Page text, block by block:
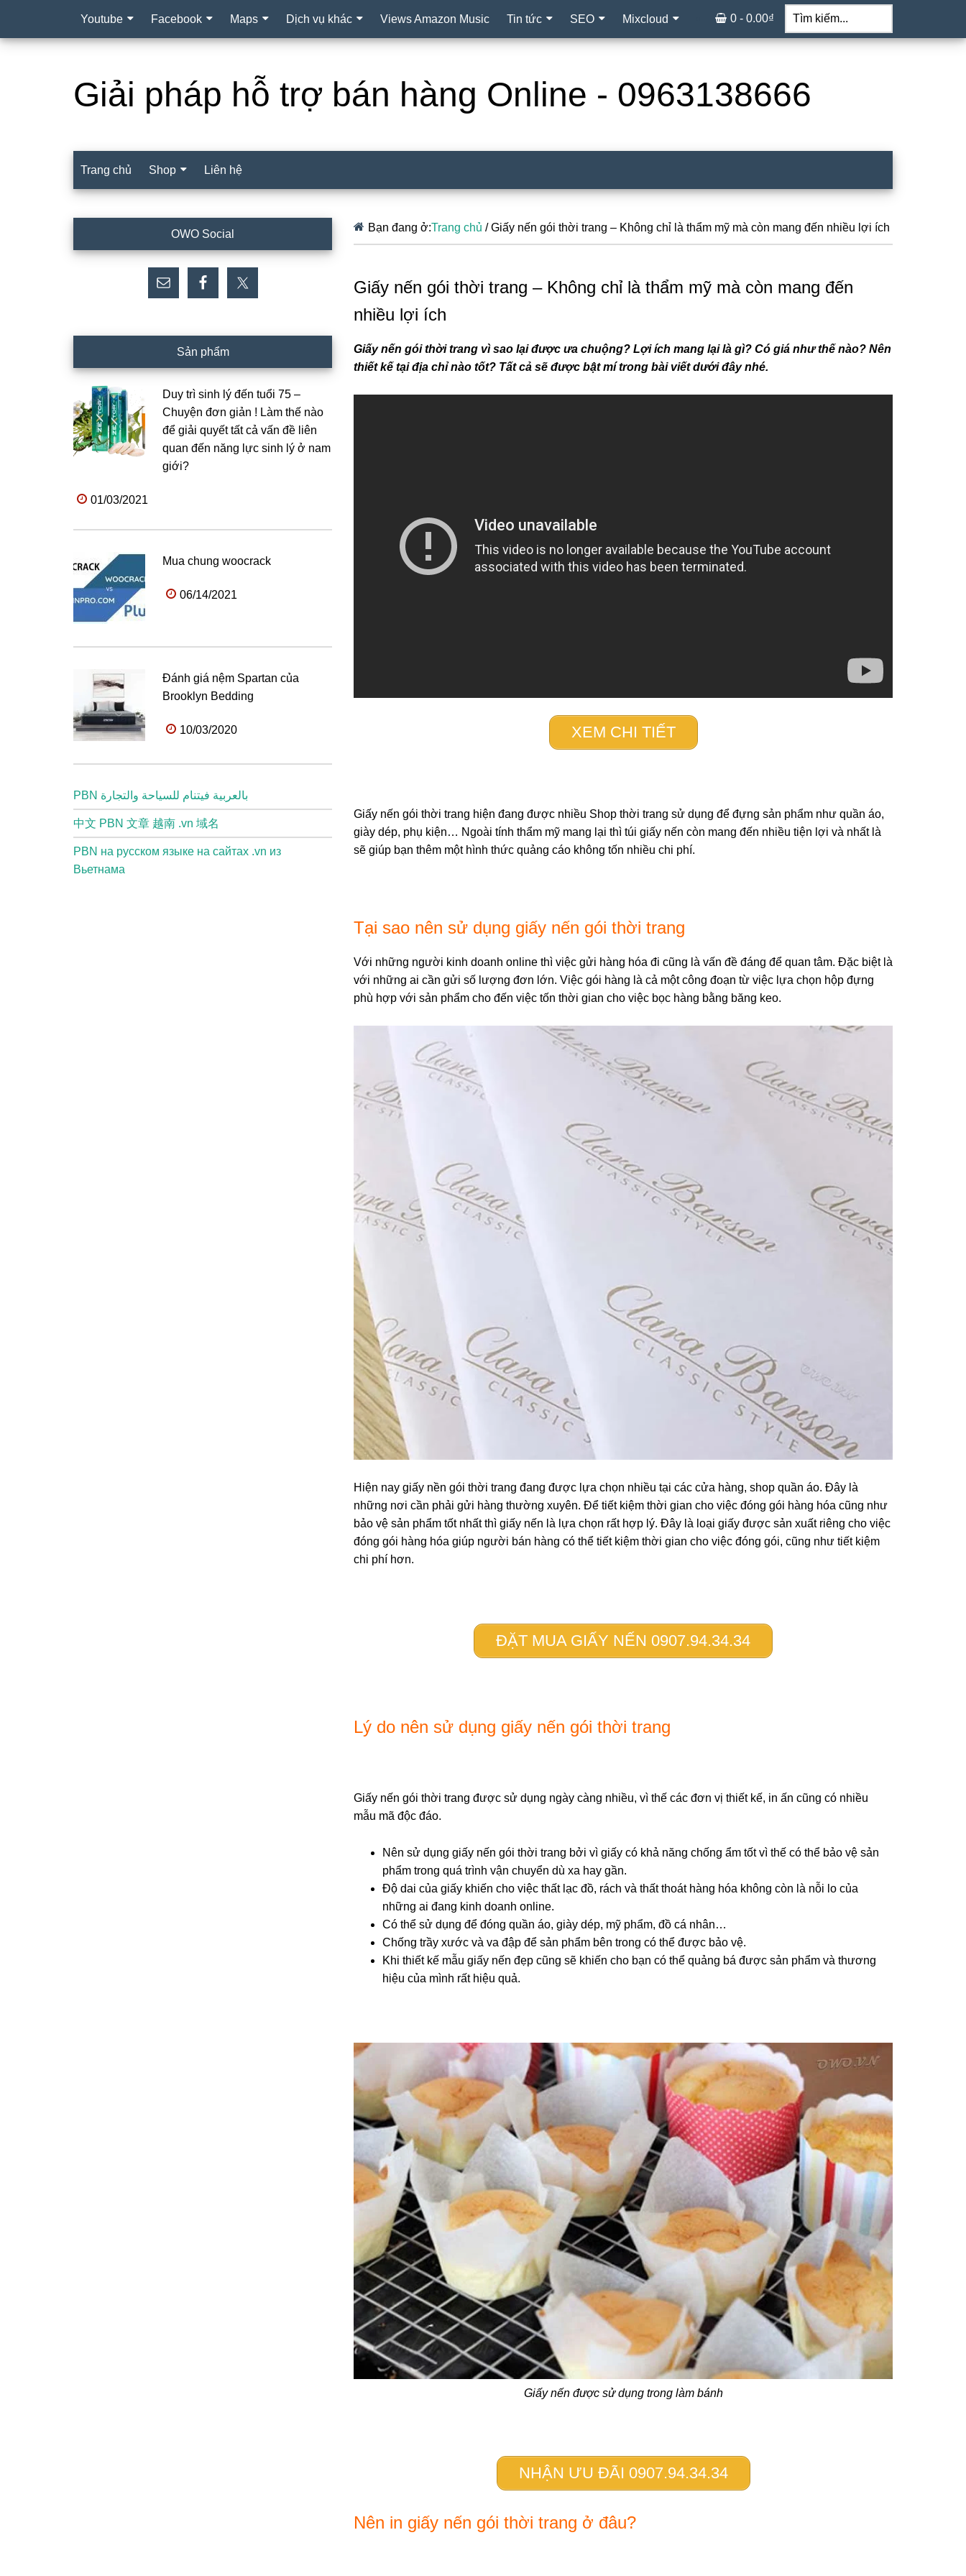
Youtube Facebook Maps Dịch vụ khác Views Amazon Music Tin tức SEO Mixcloud
Tìm
kiếm...
0 - 0.00₫
Giải pháp hỗ trợ bán hàng Online - 0963138666
Trang chủ Shop Liên hệ
Bạn đang ở:Trang chủ /Giấy nến gói thời trang – Không chỉ là thẩm mỹ mà còn mang đến nhiều lợi ích
Giấy nến gói thời trang – Không chỉ là thẩm mỹ mà còn mang đến
nhiều lợi ích
Giấy nến gói thời trang vì sao lại được ưa chuộng? Lợi ích mang lại là gì? Có giá như thế nào? Nên
thiết kế tại địa chỉ nào tốt? Tất cả sẽ được bật mí trong bài viết dưới đây nhé.
XEM CHI TIẾT
Giấy nến gói thời trang hiện đang được nhiều Shop thời trang sử dụng để đựng sản phẩm như quần áo,
giày dép, phụ kiện… Ngoài tính thẩm mỹ mang lại thì túi giấy nến còn mang đến nhiều tiện lợi và nhất là
sẽ giúp bạn thêm một hình thức quảng cáo không tốn nhiều chi phí.
Tại sao nên sử dụng giấy nến gói thời trang
Với những người kinh doanh online thì việc gửi hàng hóa đi cũng là vấn đề đáng để quan tâm. Đặc biệt là
với những ai cần gửi số lượng đơn lớn. Việc gói hàng là cả một công đoạn từ việc lựa chọn hộp đựng
phù hợp với sản phẩm cho đến việc tốn thời gian cho việc bọc hàng bằng băng keo.
Hiện nay giấy nền gói thời trang đang được lựa chọn nhiều tại các cửa hàng, shop quần áo. Đây là
những nơi cần phải gửi hàng thường xuyên. Để tiết kiệm thời gian cho việc đóng gói hàng hóa cũng như
bảo vệ sản phẩm tốt nhất thì giấy nến là lựa chọn rất hợp lý. Đây là loại giấy được sản xuất riêng cho việc
đóng gói hàng hóa giúp người bán hàng có thể tiết kiệm thời gian cho việc đóng gói, cũng như tiết kiệm
chi phí hơn.
ĐẶT MUA GIẤY NẾN 0907.94.34.34
Lý do nên sử dụng giấy nến gói thời trang
Giấy nến gói thời trang được sử dụng ngày càng nhiều, vì thế các đơn vị thiết kế, in ấn cũng có nhiều
mẫu mã độc đáo.
Nên sử dụng giấy nến gói thời trang bởi vì giấy có khả năng chống ẩm tốt vì thế có thể bảo vệ sản
phẩm trong quá trình vận chuyển dù xa hay gần.
Độ dai của giấy khiến cho việc thất lạc đồ, rách và thất thoát hàng hóa không còn là nỗi lo của
những ai đang kinh doanh online.
Có thể sử dụng để đóng quần áo, giày dép, mỹ phẩm, đồ cá nhân…
Chống trầy xước và va đập để sản phẩm bên trong có thể được bảo vệ.
Khi thiết kế mẫu giấy nến đẹp cũng sẽ khiến cho bạn có thể quảng bá được sản phẩm và thương
hiệu của mình rất hiệu quả.
Giấy nến được sử dụng trong làm bánh
NHẬN ƯU ĐÃI 0907.94.34.34
Nên in giấy nến gói thời trang ở đâu?
chính
OWO Social
Sản phẩm
Duy trì sinh lý đến tuổi 75 –
Chuyện đơn giản ! Làm thế nào
để giải quyết tất cả vấn đề liên
quan đến năng lực sinh lý ở nam
giới?
01/03/2021
Mua chung woocrack
06/14/2021
Đánh giá nệm Spartan của
Brooklyn Bedding
10/03/2020
PBN بالعربية فيتنام للسياحة والتجارة
中文 PBN 文章 越南 .vn 域名
PBN на русском языке на сайтах .vn из
Вьетнама